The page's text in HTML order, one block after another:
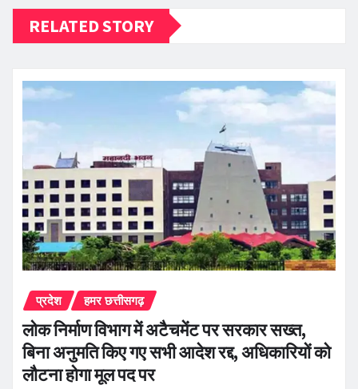
RELATED STORY
प्रदेश हमर छत्तीसगढ़
लोक निर्माण विभाग में अटैचमेंट पर सरकार सख्त,
बिना अनुमति किए गए सभी आदेश रद्द, अधिकारियों को
लौटना होगा मूल पद पर